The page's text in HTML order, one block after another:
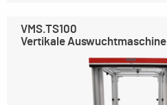
VMS.TS100
Vertikale Auswuchtmaschine